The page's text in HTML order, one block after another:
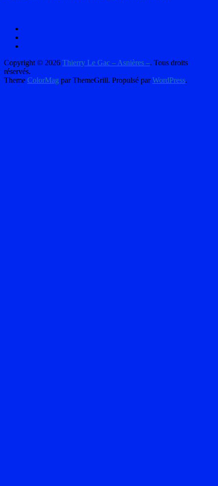
Copyright © 2026 Thierry Le Gac – Asnières –. Tous droits
réservés.
Theme ColorMag par ThemeGrill. Propulsé parWordPress.